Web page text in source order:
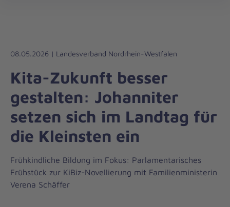
Liebe
Leben
08.05.2026 | Landesverband Nordrhein-Westfalen
Kita-Zukunft besser
gestalten: Johanniter
setzen sich im Landtag für
die Kleinsten ein
Frühkindliche Bildung im Fokus: Parlamentarisches
Frühstück zur KiBiz-Novellierung mit Familienministerin
Verena Schäffer